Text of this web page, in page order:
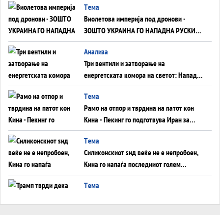
Tема
Виолетова империја под дронови -
ЗОШТО УКРАИНА ГО НАПАДНА РУСКИОТ
WILDBERRIES
Aнализа
Три вентили и затворање на
енергетската комора на светот: Нападот
во Суец најавува глобален енергетски
инфаркт?
Tема
Рамо на отпор и тврдина на патот кон
Кина - Пекинг го подготвува Иран за
американска копнена инвазија
Tема
Силиконскиот ѕид веќе не е непробоен,
Кина го напаѓа последниот голем
монопол на Западот?
Tема